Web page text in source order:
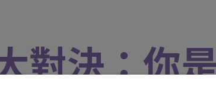
對決：你